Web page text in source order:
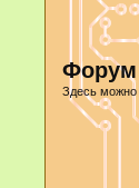
Форум
Здесь можно